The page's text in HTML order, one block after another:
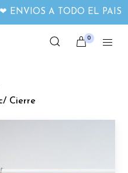
ENVIOS A TODO EL PAIS
0
Cierre